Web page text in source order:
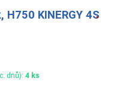
KINERGY 4S
dnů):4 ks